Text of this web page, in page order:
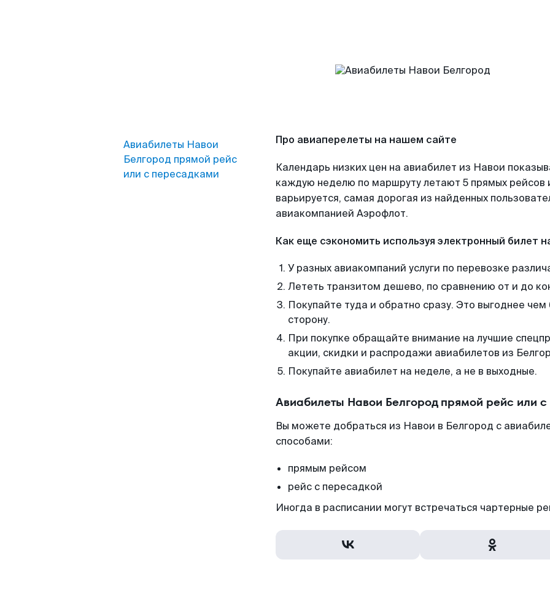
Авиабилеты Навои
Белгород прямой рейс
или с пересадками
Про авиаперелеты на нашем сайте
Календарь низких цен на авиабилет из Навои
каждую неделю по маршруту летают 5 прямых рейсов
варьируется, самая дорогая из найденных
авиакомпанией Аэрофлот.
Как еще сэкономить используя электронный билет
У разных авиакомпаний услуги по перевозке
Лететь транзитом дешево, по сравнению от и до
Покупайте туда и обратно сразу. Это выгоднее
сторону.
При покупке обращайте внимание на лучшие
акции, скидки и распродажи авиабилетов из
Покупайте авиабилет на неделе, а не в выходные.
Авиабилеты Навои Белгород прямой рейс или
Вы можете добраться из Навои в Белгород с
способами:
прямым рейсом
рейс с пересадкой
Иногда в расписании могут встречаться чартерные